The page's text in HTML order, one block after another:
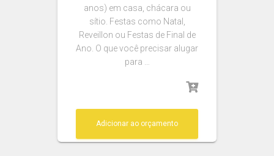
anos) em casa, chácara ou
sítio. Festas como Natal,
Reveillon ou Festas de Final de
Ano. O que você precisar alugar
para …
Adicionar ao orçamento